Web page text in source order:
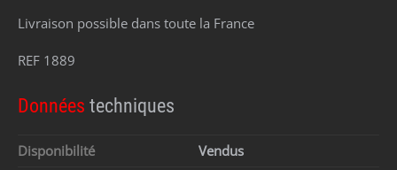
Livraison possible dans toute la France
REF 1889
Données techniques
Disponibilité
Vendus